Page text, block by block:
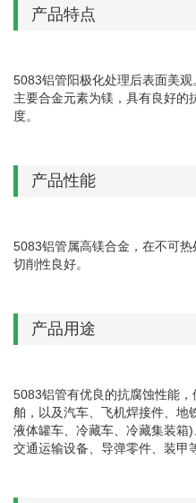
产品特点
5083铝管阳极化处理后表面美
主要合金元素为镁，具有良好的
度。
产品性能
5083铝管属高镁合金，在不可
切削性良好。
产品用途
5083铝管有优良的抗腐蚀性能
舶，以及汽车、飞机焊接件、地
液体罐车、冷藏车、冷藏集装箱
交通运输设备、导弹零件、装甲